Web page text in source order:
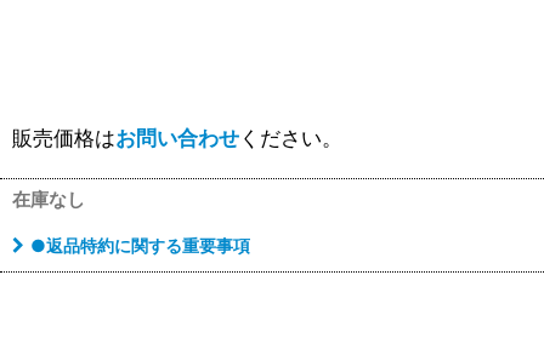
販売価格はお問い合わせください。
在庫なし
●返品特約に関する重要事項